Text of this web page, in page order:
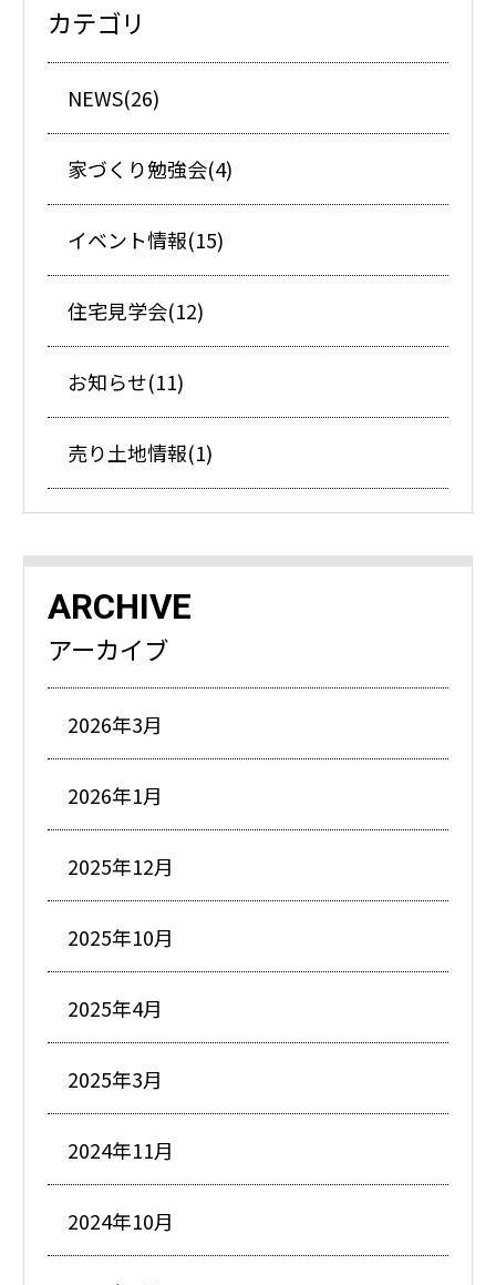
カテゴリ
NEWS(26)
家づくり勉強会(4)
イベント情報(15)
住宅見学会(12)
お知らせ(11)
売り土地情報(1)
ARCHIVE
アーカイブ
2026年3月
2026年1月
2025年12月
2025年10月
2025年4月
2025年3月
2024年11月
2024年10月